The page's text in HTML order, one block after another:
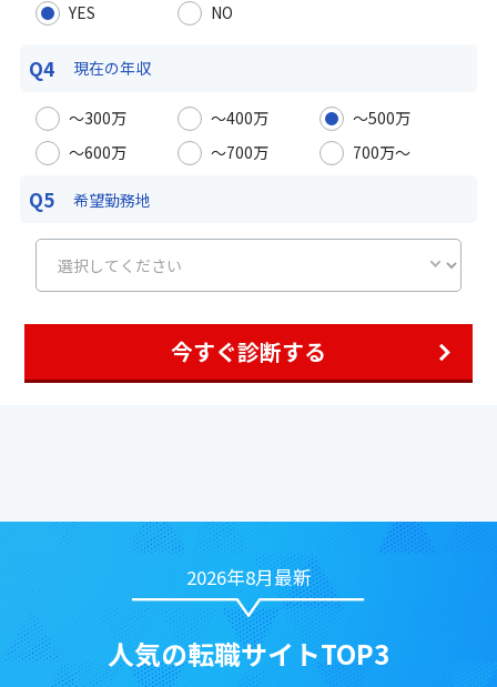
YES NO
Q4 現在の年収
〜300万 〜400万
〜500万
〜600万
〜700万 700万〜
Q5 希望勤務地
今すぐ診断する
2026年8月最新
人気の転職サイトTOP3